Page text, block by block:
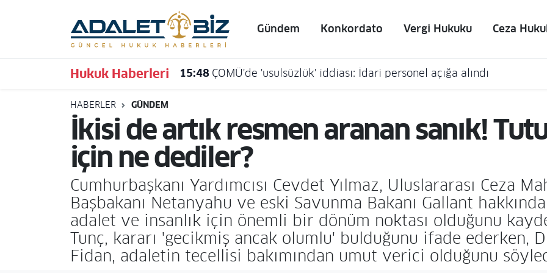
Gündem Konkordato Vergi Hukuku Ceza
Hukuk Haberleri 15:48 ÇOMÜ'de 'usulsüzlük' iddiası: İdari personel açığa alındı
HABERLER GÜNDEM
İkisi de artık resmen aranan sanık!
için ne dediler?
Cumhurbaşkanı Yardımcısı Cevdet Yılmaz, Uluslararası Ceza
Başbakanı Netanyahu ve eski Savunma Bakanı Gallant
adalet ve insanlık için önemli bir dönüm noktası olduğunu
Tunç, kararı 'gecikmiş ancak olumlu' bulduğunu ifade ederken,
Fidan, adaletin tecellisi bakımından umut verici olduğunu
Hava Durumu
Trafik Durumu
Süper Lig Puan Durumu ve Fikstür
Tüm Manşetler
Son Dakika Haberleri
Haber Arşivi